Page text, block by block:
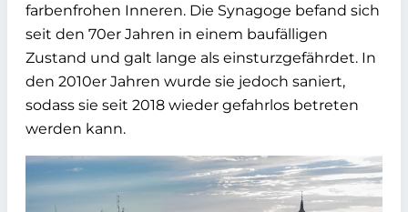
farbenfrohen Inneren. Die Synagoge befand sich
seit den 70er Jahren in einem baufälligen
Zustand und galt lange als einsturzgefährdet. In
den 2010er Jahren wurde sie jedoch saniert,
sodass sie seit 2018 wieder gefahrlos betreten
werden kann.